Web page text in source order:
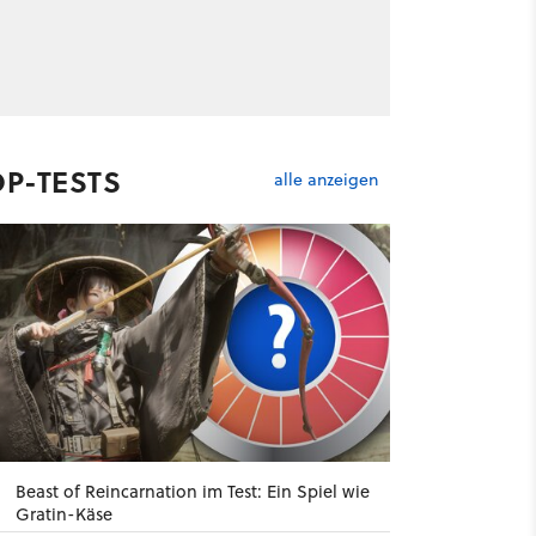
TESTS alle anzeigen
Beast of Reincarnation im Test: Ein Spiel wie
Gratin-Käse